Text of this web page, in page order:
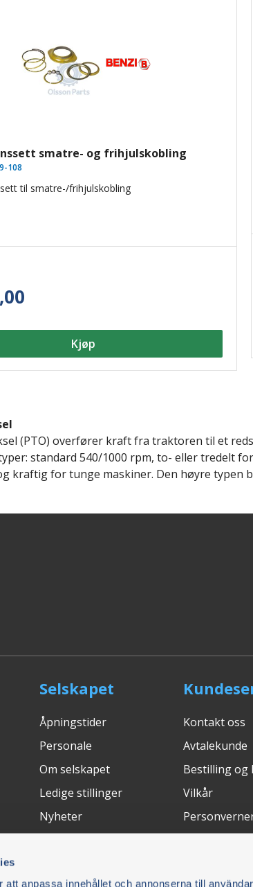
anpassa innehållet och annonserna till
smatre- og frihjulskobling
108
til smatre-/frihjulskobling
Kjøp
(PTO) overfører kraft fra traktoren til et
standard 540/1000 rpm, to- eller tredelt
kraftig for tunge maskiner. Den høyre typen
Selskapet
Åpningstider
Personale
Om selskapet
Ledige stillinger
Nyheter
Kontakt oss
Avtalekunde
Bestilling og
Vilkår